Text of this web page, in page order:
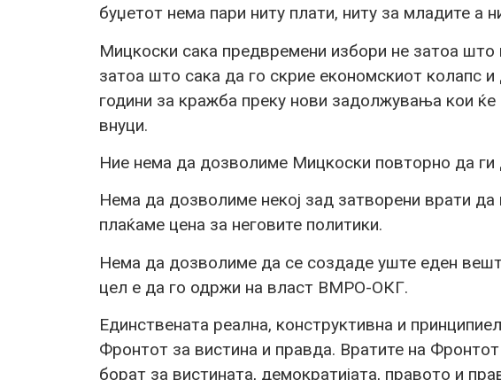
буџетот нема пари ниту плати, ниту за младите а
Мицкоски сака предвремени избори не затоа што
затоа што сака да го скрие економскиот колапс
години за кражба преку нови задолжувања кои ќе
внуци.
Ние нема да дозволиме Мицкоски повторно да ги
Нема да дозволиме некој зад затворени врати
плаќаме цена за неговите политики.
Нема да дозволиме да се создаде уште еден
цел е да го одржи на власт ВМРО-ОКГ.
Единствената реална, конструктивна и
Фронтот за вистина и правда. Вратите на
борат за вистината, демократијата, правото и